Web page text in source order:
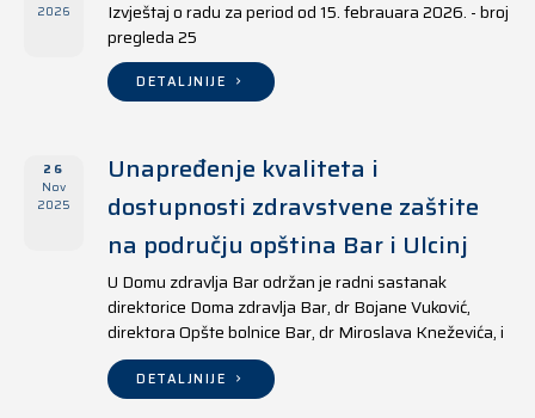
2026
Izvještaj o radu za period od 15. febrauara 2026. - broj
pregleda 25
DETALJNIJE
26
Nov
2025
Unapređenje kvaliteta i
dostupnosti zdravstvene zaštite
na području opština Bar i Ulcinj
U Domu zdravlja Bar održan je radni sastanak
direktorice Doma zdravlja Bar, dr Bojane Vuković,
direktora Opšte bolnice Bar, dr Miroslava Kneževića, i
direktora Doma zdravlja Ulcinj, Kreshnika Mustafe.
DETALJNIJE